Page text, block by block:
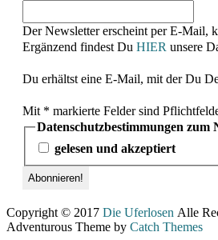
Der Newsletter erscheint per E-Mail,
Ergänzend findest Du HIER unsere
Du erhältst eine E-Mail, mit der Du
Mit * markierte Felder sind
Datenschutzbestimmungen zum
gelesen und akzeptiert
Copyright © 2017 Die Uferlosen Alle
Adventurous Theme by Catch Themes